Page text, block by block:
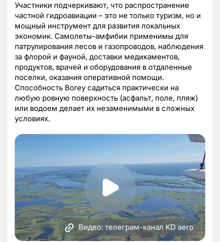
Участники подчеркивают, что распространение
частной гидроавиации – это не только туризм, но и
мощный инструмент для развития локальных
экономик. Самолеты-амфибии применимы для
патрулирования лесов и газопроводов, наблюдения
за флорой и фауной, доставки медикаментов,
продуктов, врачей и оборудования в отдаленные
поселки, оказания оперативной помощи.
Способность Borey садиться практически на
любую ровную поверхность (асфальт, поле, пляж)
или водоем делает их незаменимыми в сложных
условиях.
Видео: телеграм-канал KD aero